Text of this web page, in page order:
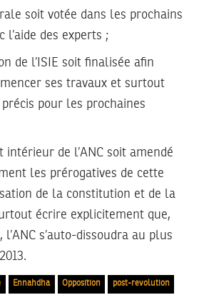
soit votée dans les prochains
l’aide des experts ;
de l’ISIE soit finalisée afin
ses travaux et surtout
pour les prochaines
de l’ANC soit amendé
les prérogatives de cette
de la constitution et de la
écrire explicitement que,
l’ANC s’auto-dissoudra au plus
Ennahdha Opposition post-revolution